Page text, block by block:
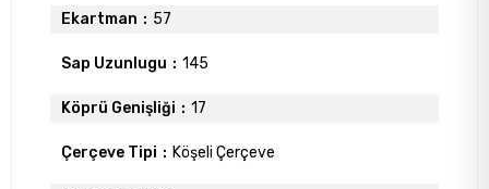
Ekartman 57
Sap Uzunlugu 145
Köprü Genişliği 17
Çerçeve Tipi Köşeli Çerçeve